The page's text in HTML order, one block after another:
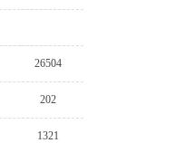
26504
202
1321